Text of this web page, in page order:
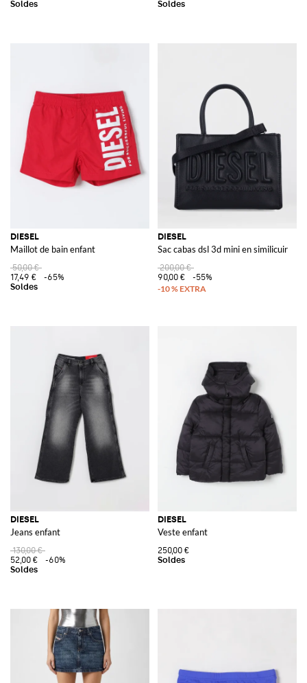
DIESEL
Maillot de bain enfant
50,00 €
17,49 €
-65%
DIESEL
Sac cabas dsl 3d mini en similicuir
200,00 €
90,00 €
-55%
DIESEL
Jeans enfant
130,00 €
52,00 €
-60%
DIESEL
Veste enfant
250,00 €